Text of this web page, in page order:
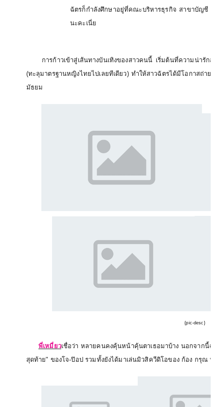
ฉัตรก็กำลังศึกษาอยู่ที่คณะบริหารธุรกิจ สาขาบัญชี ม
นะคะเนี่ย
การก้าวเข้าสู่เส้นทางบันเทิงของสาวคนนี้ เริ่มต้นที่ความน่ารักส
(ทะลุมาตรฐานหญิงไทยไปเลยทีเดียว) ทำให้สาวฉัตรได้มีโอกาสถ่าย
มัธยม
{pic-desc}
พี่เหมี่ยวเชื่อว่า หลายคนคงคุ้นหน้าคุ้นตาเธอมาบ้าง นอกจากนี้ฉัต
สุดท้าย" ของโจ-ป๊อป รวมทั้งยังได้มาเล่นมิวสิควีดิโอของ ก้อง กรุณ